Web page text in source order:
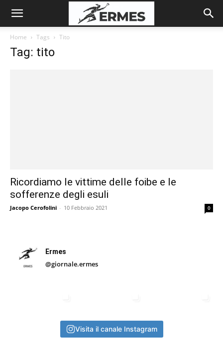
Home Tags Tito
Tag: tito
Ricordiamo le vittime delle foibe e le
sofferenze degli esuli
Jacopo Cerofolini - 10 Febbraio 2021 0
Ermes
@giornale.ermes
Visita il canale Instagram